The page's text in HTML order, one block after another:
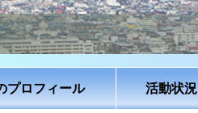
プロフィール 活動状況